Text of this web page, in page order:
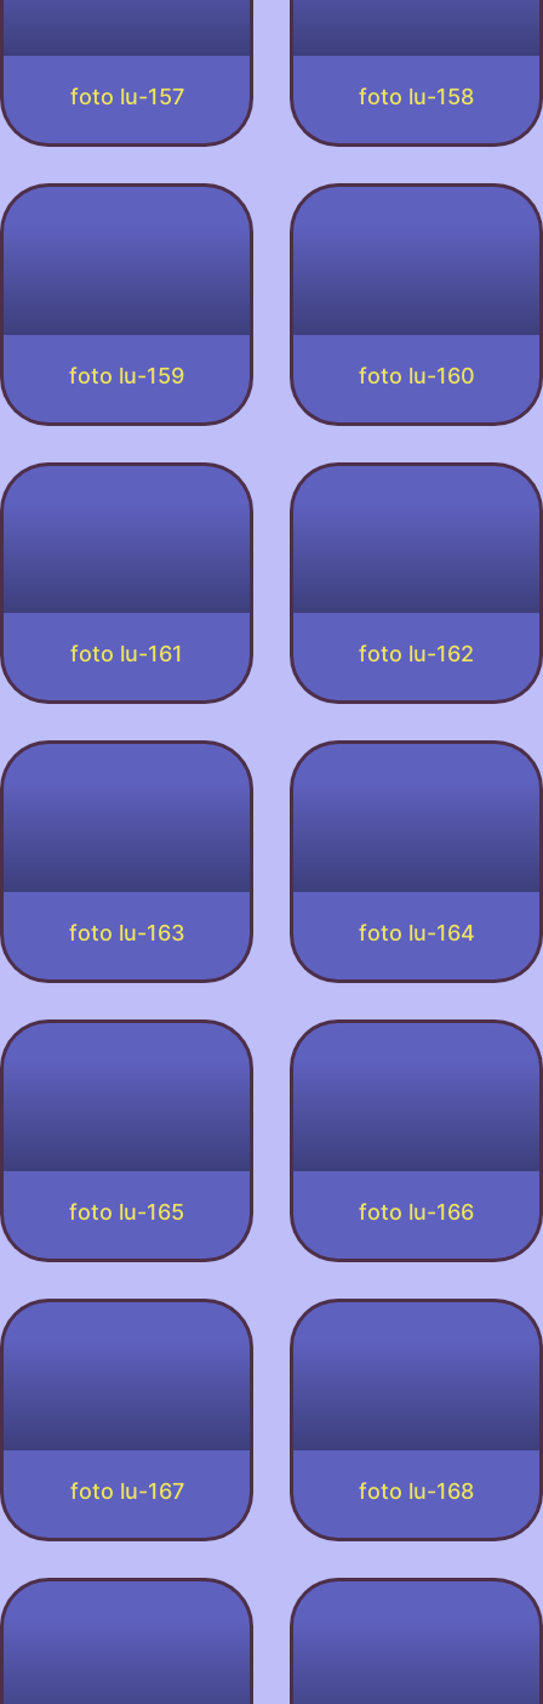
foto lu-157 foto lu-158
foto lu-159 foto lu-160
foto lu-161 foto lu-162
foto lu-163 foto lu-164
foto lu-165 foto lu-166
foto lu-167 foto lu-168